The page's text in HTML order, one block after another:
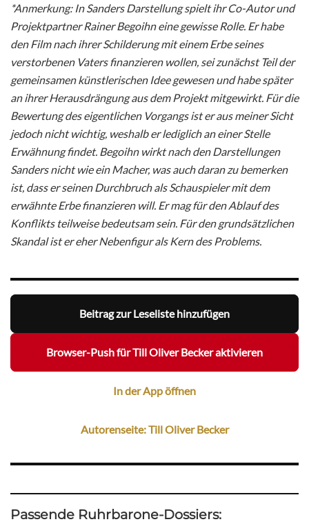
*Anmerkung: In Sanders Darstellung spielt ihr Co-Autor und
Projektpartner Rainer Begoihn eine gewisse Rolle. Er habe
den Film nach ihrer Schilderung mit einem Erbe seines
verstorbenen Vaters finanzieren wollen, sei zunächst Teil der
gemeinsamen künstlerischen Idee gewesen und habe später
an ihrer Herausdrängung aus dem Projekt mitgewirkt. Für die
Bewertung des eigentlichen Vorgangs ist er aus meiner Sicht
jedoch nicht wichtig, weshalb er lediglich an einer Stelle
Erwähnung findet. Begoihn wirkt nach den Darstellungen
Sanders nicht wie ein Macher, was auch daran zu bemerken
ist, dass er seinen Durchbruch als Schauspieler mit dem
erwähnte Erbe finanzieren will. Er mag für den Ablauf des
Konflikts teilweise bedeutsam sein. Für den grundsätzlichen
Skandal ist er eher Nebenfigur als Kern des Problems.
Beitrag zur Leseliste hinzufügen
Browser-Push für Till Oliver Becker aktivieren
In der App öffnen
Autorenseite: Till Oliver Becker
Passende Ruhrbarone-Dossiers: